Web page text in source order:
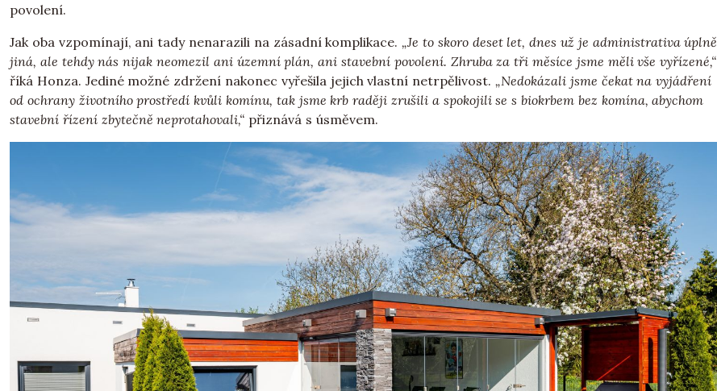
povolení.
Jak oba vzpomínají, ani tady nenarazili na zásadní komplikace.„Je to skoro deset let, dnes už je administrativa úplně
jiná, ale tehdy nás nijak neomezil ani územní plán, ani stavební povolení. Zhruba za tři měsíce jsme měli vše vyřízené,“
říká Honza. Jediné možné zdržení nakonec vyřešila jejich vlastní netrpělivost. „Nedokázali jsme čekat na vyjádření
od ochrany životního prostředí kvůli komínu, tak jsme krb raději zrušili a spokojili se s biokrbem bez komína, abychom
stavební řízení zbytečně neprotahovali,“ přiznává s úsměvem.